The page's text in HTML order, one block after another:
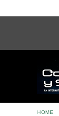
HOME